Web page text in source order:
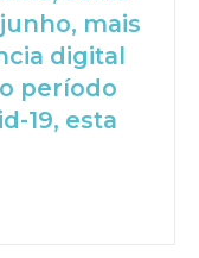
mais
digital
período
19, esta